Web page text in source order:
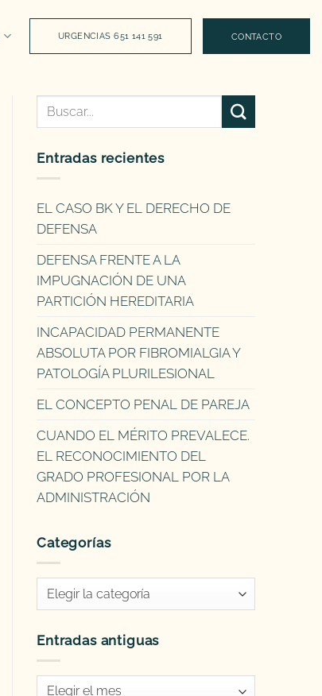
URGENCIAS 651 141 591 CONTACTO
Entradas recientes
EL CASO BK Y EL DERECHO DE
DEFENSA
DEFENSA FRENTE A LA
IMPUGNACIÓN DE UNA
PARTICIÓN HEREDITARIA
INCAPACIDAD PERMANENTE
ABSOLUTA POR FIBROMIALGIA Y
PATOLOGÍA PLURILESIONAL
EL CONCEPTO PENAL DE PAREJA
CUANDO EL MÉRITO PREVALECE.
EL RECONOCIMIENTO DEL
GRADO PROFESIONAL POR LA
ADMINISTRACIÓN
Categorías
Categorías
Entradas antiguas
Entradas